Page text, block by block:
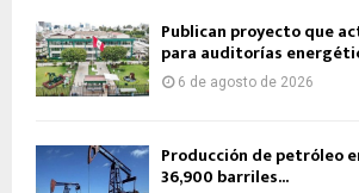
Publican proyecto que
para auditorías
6 de agosto de 2026
Producción de petróleo
36,900 barriles...